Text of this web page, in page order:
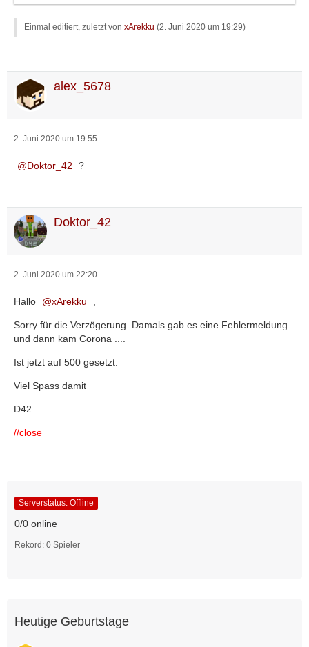
Einmal editiert, zuletzt von xArekku (2. Juni 2020 um 19:29)
alex_5678
2. Juni 2020 um 19:55
Doktor_42 ?
Doktor_42
2. Juni 2020 um 22:20
Hallo xArekku
Sorry für die Verzögerung. Damals gab es eine Fehlermeldung
und dann kam Corona ....
Ist jetzt auf 500 gesetzt.
Viel Spass damit
D42
//close
Serverstatus: Offline
0/0 online
Rekord: 0 Spieler
Heutige Geburtstage